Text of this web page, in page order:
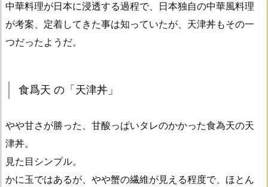
中華料理が日本に浸透する過程で、日本独自の中華風料理
が考案、定着してきた事は知っていたが、天津丼もその一
つだったようだ。
食爲天 の「天津丼」
やや甘さが勝った、甘酸っぱいタレのかかった食為天の天
津丼。
見た目シンプル。
かに玉ではあるが、やや蟹の繊維が見える程度で、ほとん